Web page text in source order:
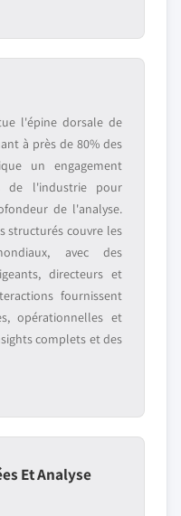
l'épine dorsale de
à près de 80% des
un engagement
de l'industrie pour
de l'analyse.
structurés couvre les
avec des
directeurs et
fournissent
opérationnelles et
complets et des
Et Analyse